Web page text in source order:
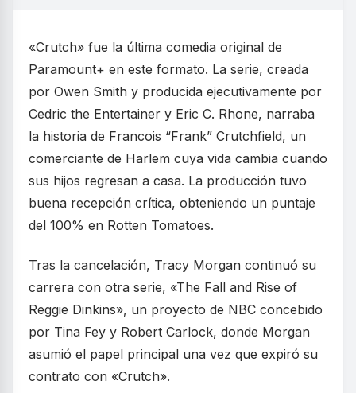
«Crutch» fue la última comedia original de
Paramount+ en este formato. La serie, creada
por Owen Smith y producida ejecutivamente por
Cedric the Entertainer y Eric C. Rhone, narraba
la historia de Francois “Frank” Crutchfield, un
comerciante de Harlem cuya vida cambia cuando
sus hijos regresan a casa. La producción tuvo
buena recepción crítica, obteniendo un puntaje
del 100% en Rotten Tomatoes.
Tras la cancelación, Tracy Morgan continuó su
carrera con otra serie, «The Fall and Rise of
Reggie Dinkins», un proyecto de NBC concebido
por Tina Fey y Robert Carlock, donde Morgan
asumió el papel principal una vez que expiró su
contrato con «Crutch».